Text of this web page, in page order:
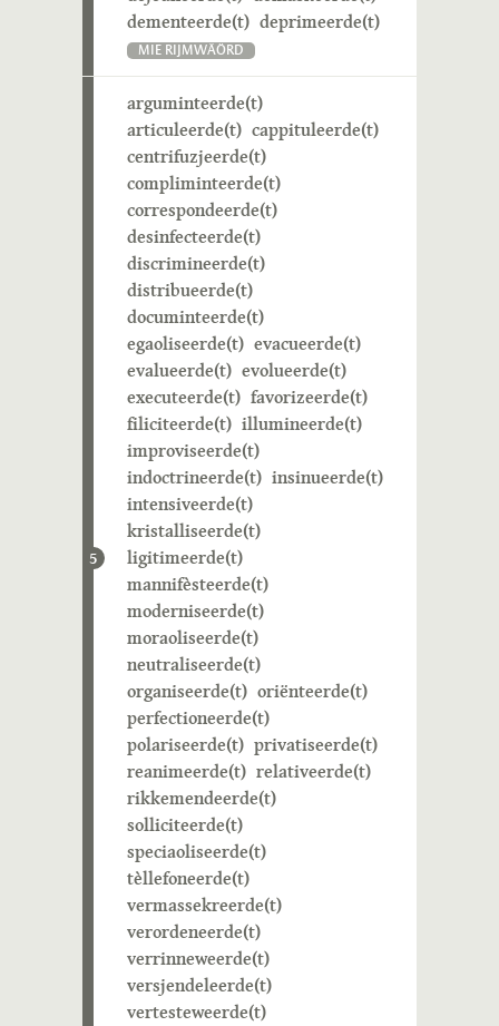
dementeerde(t) deprimeerde(t)
MIE RIJMWÄÖRD
5
arguminteerde(t)
articuleerde(t) cappituleerde(t)
centrifuzjeerde(t)
compliminteerde(t)
correspondeerde(t)
desinfecteerde(t)
discrimineerde(t)
distribueerde(t)
documinteerde(t)
egaoliseerde(t) evacueerde(t)
evalueerde(t) evolueerde(t)
executeerde(t) favorizeerde(t)
filiciteerde(t) illumineerde(t)
improviseerde(t)
indoctrineerde(t) insinueerde(t)
intensiveerde(t)
kristalliseerde(t)
ligitimeerde(t)
mannifèsteerde(t)
moderniseerde(t)
moraoliseerde(t)
neutraliseerde(t)
organiseerde(t) oriënteerde(t)
perfectioneerde(t)
polariseerde(t) privatiseerde(t)
reanimeerde(t) relativeerde(t)
rikkemendeerde(t)
solliciteerde(t)
speciaoliseerde(t)
tèllefoneerde(t)
vermassekreerde(t)
verordeneerde(t)
verrinneweerde(t)
versjendeleerde(t)
vertesteweerde(t)